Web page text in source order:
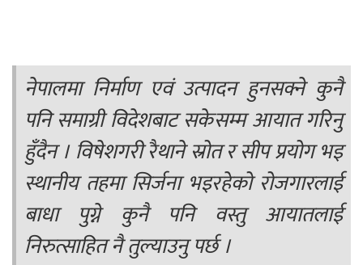
नेपालमा निर्माण एवं उत्पादन हुनसक्ने कुनै
पनि समाग्री विदेशबाट सकेसम्म आयात गरिनु
हुँदैन । विषेशगरी रैथाने स्रोत र सीप प्रयोग भइ
स्थानीय तहमा सिर्जना भइरहेको रोजगारलाई
बाधा पुग्ने कुनै पनि वस्तु आयातलाई
निरुत्साहित नै तुल्याउनु पर्छ ।